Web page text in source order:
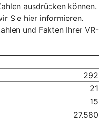
ausdrücken können.
Sie hier informieren.
und Fakten Ihrer VR-
292
21
15
27.580